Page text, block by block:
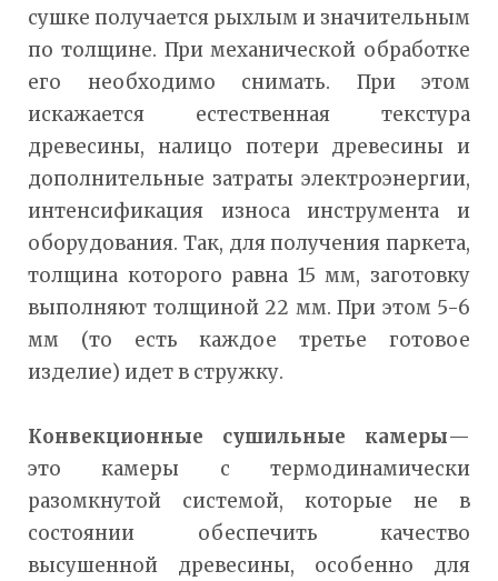
сушке получается рыхлым и значительным
по толщине. При механической обработке
его необходимо снимать. При этом
искажается естественная текстура
древесины, налицо потери древесины и
дополнительные затраты электроэнергии,
интенсификация износа инструмента и
оборудования. Так, для получения паркета,
толщина которого равна 15 мм, заготовку
выполняют толщиной 22 мм. При этом 5-6
мм (то есть каждое третье готовое
изделие) идет в стружку.
Конвекционные сушильные камеры—
это камеры с термодинамически
разомкнутой системой, которые не в
состоянии обеспечить качество
высушенной древесины, особенно для